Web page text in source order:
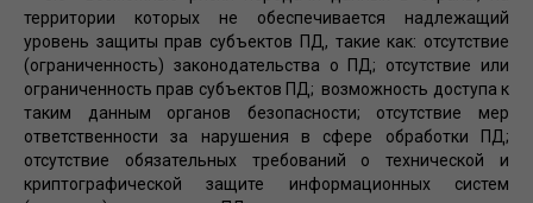
территории которых не обеспечивается надлежащий
уровень защиты прав субъектов ПД, такие как: отсутствие
(ограниченность) законодательства о ПД; отсутствие или
ограниченность прав субъектов ПД; возможность доступа к
таким данным органов безопасности; отсутствие мер
ответственности за нарушения в сфере обработки ПД;
отсутствие обязательных требований о технической и
криптографической защите информационных систем